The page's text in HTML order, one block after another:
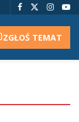
ZGŁOŚ TEMAT